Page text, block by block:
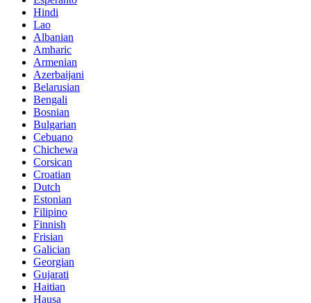
Hindi
Lao
Albanian
Amharic
Armenian
Azerbaijani
Belarusian
Bengali
Bosnian
Bulgarian
Cebuano
Chichewa
Corsican
Croatian
Dutch
Estonian
Filipino
Finnish
Frisian
Galician
Georgian
Gujarati
Haitian
Hausa